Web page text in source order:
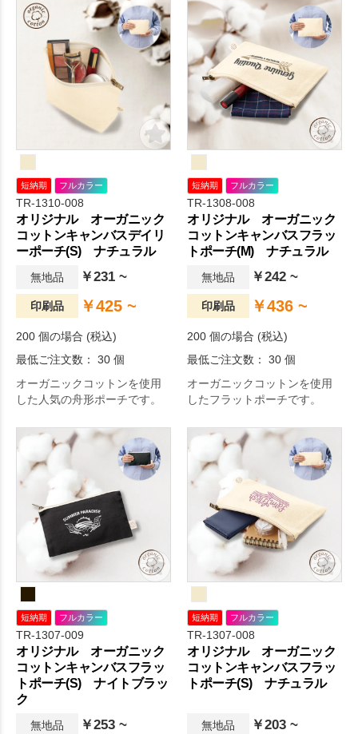
短納期 フルカラー
TR-1310-008
オリジナル オーガニック
コットンキャンバスデイリ
ーポーチ(S) ナチュラル
無地品 ￥231 ~
印刷品 ￥425 ~
200 個の場合 (税込)
最低ご注文数： 30 個
オーガニックコットンを使用
した人気の舟形ポーチです。
短納期 フルカラー
TR-1308-008
オリジナル オーガニック
コットンキャンバスフラッ
トポーチ(M) ナチュラル
無地品 ￥242 ~
印刷品 ￥436 ~
200 個の場合 (税込)
最低ご注文数： 30 個
オーガニックコットンを使用
したフラットポーチです。
短納期 フルカラー
TR-1307-009
オリジナル オーガニック
コットンキャンバスフラッ
トポーチ(S) ナイトブラッ
ク
無地品 ￥253 ~
短納期 フルカラー
TR-1307-008
オリジナル オーガニック
コットンキャンバスフラッ
トポーチ(S) ナチュラル
無地品 ￥203 ~